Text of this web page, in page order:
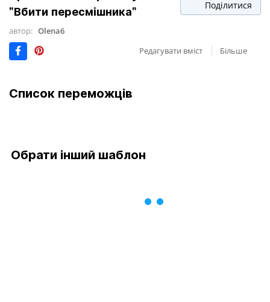
"Вбити пересмішника"
Поділитися
автор: Olena6
Редагувати вміст
Більше
Список переможців
Обрати інший шаблон